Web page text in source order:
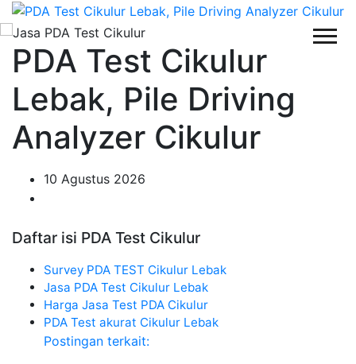
PDA Test Cikulur
Lebak, Pile Driving
Analyzer Cikulur
10 Agustus 2026
Daftar isi PDA Test Cikulur
Survey PDA TEST Cikulur Lebak
Jasa PDA Test Cikulur Lebak
Harga Jasa Test PDA Cikulur
PDA Test akurat Cikulur Lebak
Postingan terkait: